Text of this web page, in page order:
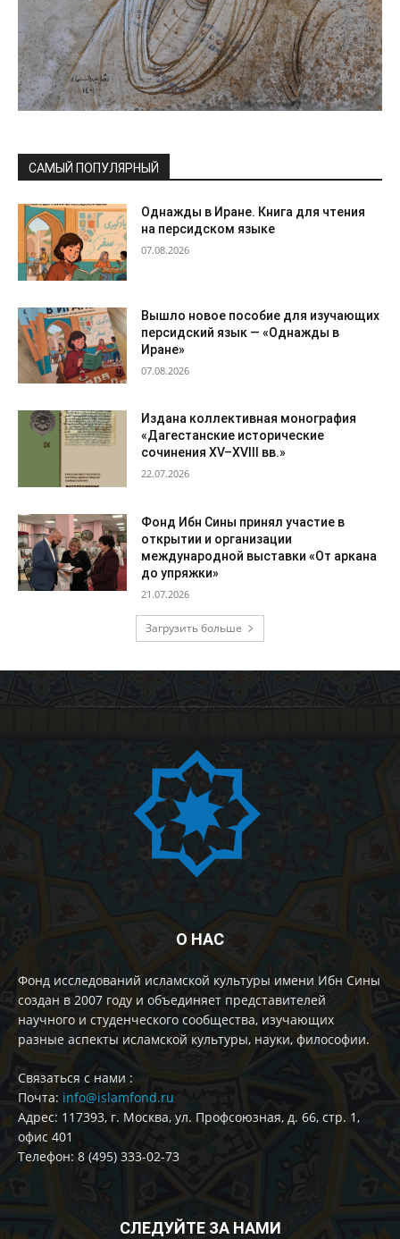
САМЫЙ ПОПУЛЯРНЫЙ
Однажды в Иране. Книга для чтения
на персидском языке
07.08.2026
Вышло новое пособие для изучающих
персидский язык — «Однажды в
Иране»
07.08.2026
Издана коллективная монография
«Дагестанские исторические
сочинения XV–XVIII вв.»
22.07.2026
Фонд Ибн Сины принял участие в
открытии и организации
международной выставки «От аркана
до упряжки»
21.07.2026
Загрузить больше
О НАС
Фонд исследований исламской культуры имени Ибн Сины
создан в 2007 году и объединяет представителей
научного и студенческого сообщества, изучающих
разные аспекты исламской культуры, науки, философии.
Cвязаться с нами :
Почта: info@islamfond.ru
Адрес: 117393, г. Москва, ул. Профсоюзная, д. 66, стр. 1,
офис 401
Телефон: 8 (495) 333-02-73
СЛЕДУЙТЕ ЗА НАМИ